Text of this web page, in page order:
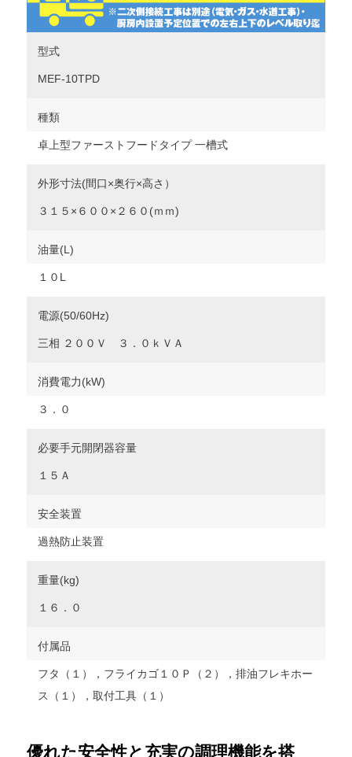
型式
MEF-10TPD
種類
卓上型ファーストフードタイプ 一槽式
外形寸法(間口×奥行×高さ）
３１５×６００×２６０(ｍｍ)
油量(L)
１０L
電源(50/60Hz)
三相 ２００Ｖ ３．０ｋＶＡ
消費電力(kW)
３．０
必要手元開閉器容量
１５Ａ
安全装置
過熱防止装置
重量(kg)
１６．０
付属品
フタ（１），フライカゴ１０Ｐ（２），排油フレキホー
ス（１），取付工具（１）
優れた安全性と充実の調理機能を搭